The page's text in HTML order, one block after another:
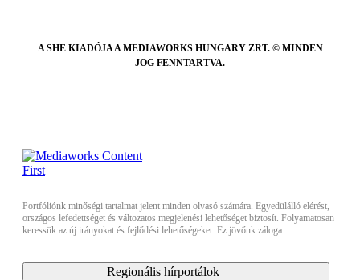
A SHE KIADÓJA A MEDIAWORKS HUNGARY ZRT. © MINDEN
JOG FENNTARTVA.
Portfóliónk minőségi tartalmat jelent minden olvasó számára. Egyedülálló elérést,
országos lefedettséget és változatos megjelenési lehetőséget biztosít. Folyamatosan
keressük az új irányokat és fejlődési lehetőségeket. Ez jövőnk záloga.
Regionális hírportálok